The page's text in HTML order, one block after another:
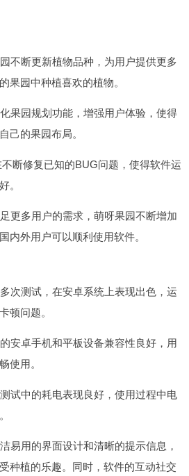
不断更新植物品种，为用户提供更多
果园中种植喜欢的植物。
果园规划功能，增强用户体验，使得
己的果园布局。
断修复已知的BUG问题，使得软件运
。
更多用户的需求，萌呀果园不断增加
内外用户可以顺利使用软件。
次测试，在安卓系统上表现出色，运
顿问题。
安卓手机和平板设备兼容性良好，用
使用。
试中的耗电表现良好，使用过程中电
易用的界面设计和清晰的提示信息，
种植的乐趣。同时，软件的互动社交